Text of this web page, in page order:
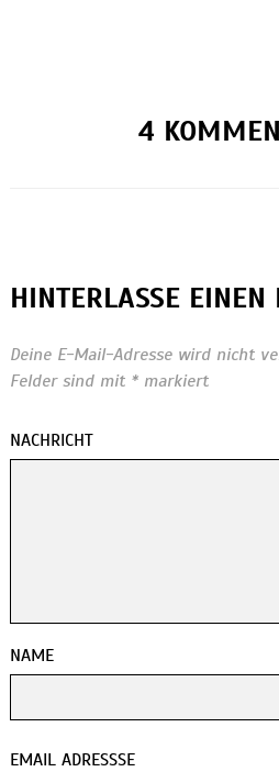
4
HINTERLASSE
Deine E-Mail-Adresse wird nicht
Felder sind mit *markiert
NACHRICHT
NAME
EMAIL ADRESSSE